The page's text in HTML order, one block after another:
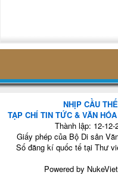
NHỊP CẦU
TẠP CHÍ TIN TỨC & VĂN
Thành lập: 12-
Giấy phép của Bộ Di sản
Số đăng kí quốc tế tại Thư
Powered by NukeViet